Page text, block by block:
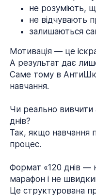
не розуміють,
не відчувають
залишаються
Мотивація — це
А результат дає
Саме тому в
навчання.
Чи реально вивчити
днів?
Так, якщо навчання
процес.
Формат «120 днів —
марафон і не
Це структурована